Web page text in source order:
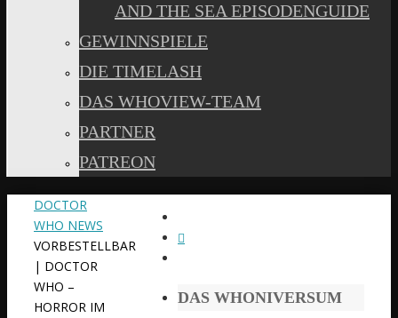
AND THE SEA EPISODENGUIDE
GEWINNSPIELE
DIE TIMELASH
DAS WHOVIEW-TEAM
PARTNER
PATREON
START
DOCTOR
WHO NEWS
VORBESTELLBAR
| DOCTOR
WHO –
HORROR IM
DAS WHONIVERSUM